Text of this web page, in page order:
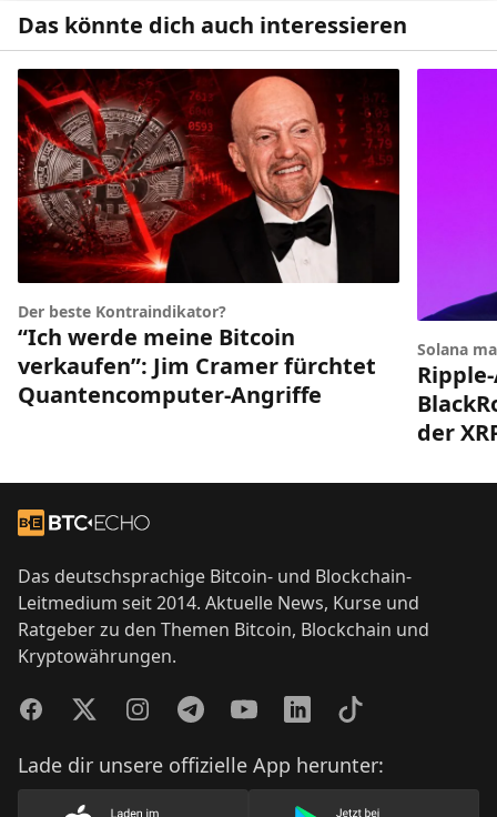
Das könnte dich auch interessieren
Der beste Kontraindikator?
“Ich werde meine Bitcoin
verkaufen”: Jim Cramer fürchtet
Quantencomputer-Angriffe
Solana
der
Zur Startseite
Das deutschsprachige Bitcoin- und Blockchain-
Leitmedium seit 2014. Aktuelle News, Kurse und
Ratgeber zu den Themen Bitcoin, Blockchain und
Kryptowährungen.
FacebookTwitterInstagramTelegramYouTubeLinkedInTikTok
Lade dir unsere offizielle App herunter: